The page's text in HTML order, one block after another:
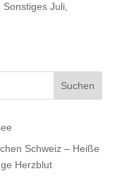
Sonstiges Juli,
Schweiz – Heiße
Herzblut